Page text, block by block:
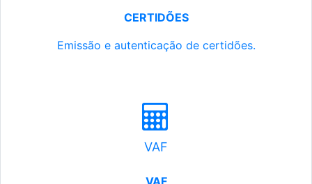
CERTIDÕES
Emissão e autenticação de certidões.
VAF